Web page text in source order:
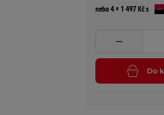
nebo 4 × 1 497 Kč s
Do